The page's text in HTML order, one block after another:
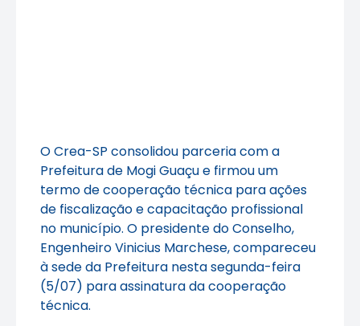
O Crea-SP consolidou parceria com a
Prefeitura de Mogi Guaçu e firmou um
termo de cooperação técnica para ações
de fiscalização e capacitação profissional
no município. O presidente do Conselho,
Engenheiro Vinicius Marchese, compareceu
à sede da Prefeitura nesta segunda-feira
(5/07) para assinatura da cooperação
técnica.